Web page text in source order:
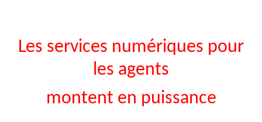
Les services numériques pour
les agents
montent en puissance